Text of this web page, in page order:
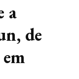
a
de